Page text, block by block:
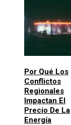
Por Qué Los
Conflictos
Regionales
Impactan El
Precio De La
Energía